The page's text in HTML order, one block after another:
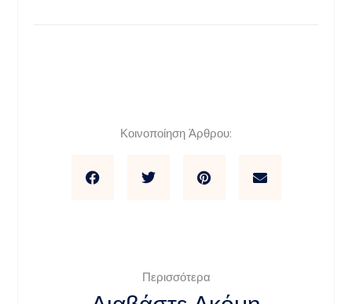
Κοινοποίηση Άρθρου:
Περισσότερα